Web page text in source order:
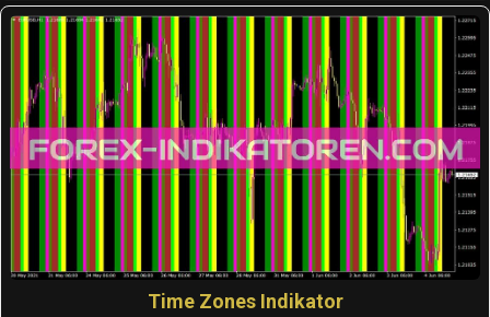
Time Zones Indikator